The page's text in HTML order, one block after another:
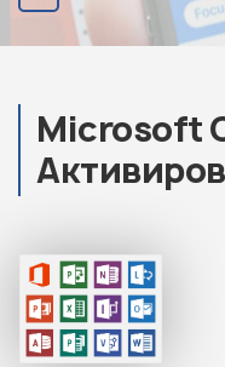
Microsoft